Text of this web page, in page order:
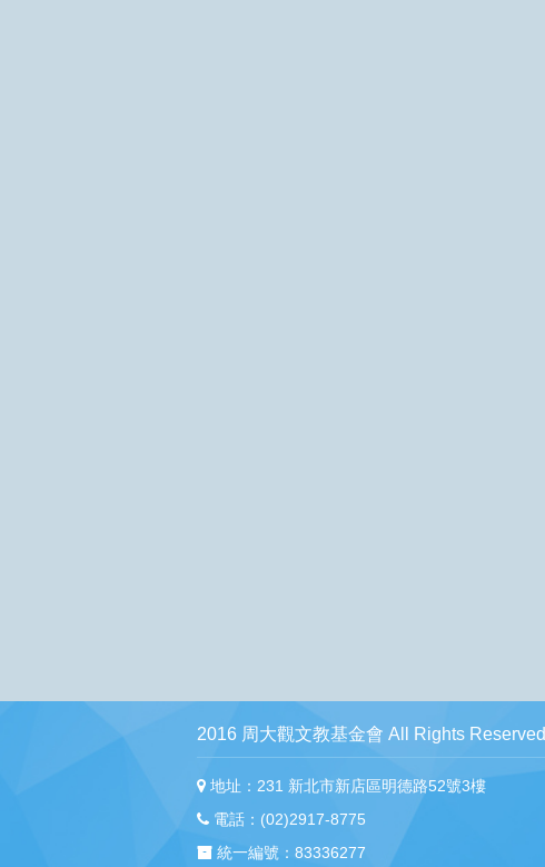
2016 周大觀文教基金會 All Rights Reserved
地址：231 新北市新店區明德路52號3樓
電話：(02)2917-8775
統一編號：83336277